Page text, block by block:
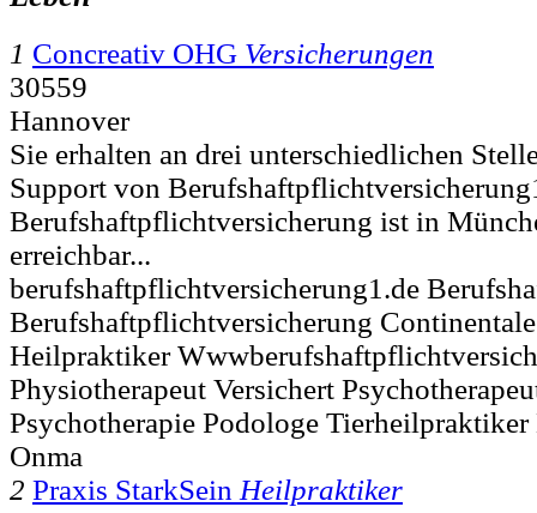
1 Concreativ OHG Versicherungen
30559
Hannover
Sie erhalten an drei unterschiedlichen
Support von
Berufshaftpflichtversicherung ist in
erreichbar...
berufshaftpflichtversicherung1.de
Berufshaftpflichtversicherung Continentale
Heilpraktiker
Physiotherapeut Versichert
Psychotherapie Podologe Tierheilpraktiker
Onma
2 Praxis StarkSein Heilpraktiker